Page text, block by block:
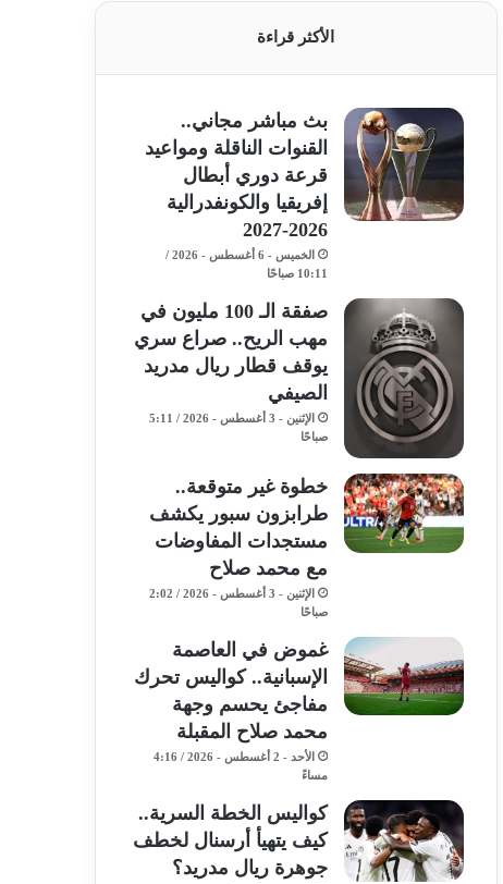
الأكثر قراءة
بث مباشر مجاني..
القنوات الناقلة ومواعيد
قرعة دوري أبطال
إفريقيا والكونفدرالية
2026-2027
الخميس - 6 أغسطس - 2026 /
10:11 صباحًا
صفقة الـ 100 مليون في
مهب الريح.. صراع سري
يوقف قطار ريال مدريد
الصيفي
الإثنين - 3 أغسطس - 2026 / 5:11
صباحًا
خطوة غير متوقعة..
طرابزون سبور يكشف
مستجدات المفاوضات
مع محمد صلاح
الإثنين - 3 أغسطس - 2026 / 2:02
صباحًا
غموض في العاصمة
الإسبانية.. كواليس تحرك
مفاجئ يحسم وجهة
محمد صلاح المقبلة
الأحد - 2 أغسطس - 2026 / 4:16
مساءً
كواليس الخطة السرية..
كيف يتهيأ أرسنال لخطف
جوهرة ريال مدريد؟